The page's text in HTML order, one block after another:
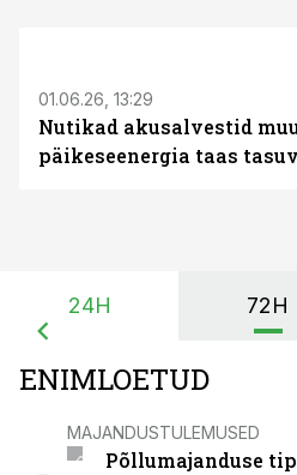
01.06.26, 13:29
Nutikad akusalvestid
päikeseenergia taas
24H 72H
ENIMLOETUD
MAJANDUSTULEMUSED
Põllumajanduse